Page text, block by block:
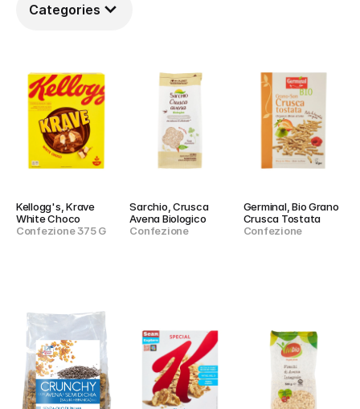
Categories
Kellogg's, Krave
White Choco
Confezione 375 G
Sarchio, Crusca
Avena Biologico
Confezione
Germinal, Bio Grano
Crusca Tostata
Confezione